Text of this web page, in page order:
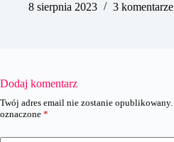
8 sierpnia 2023
3 komentarze
Dodaj komentarz
Twój adres email nie zostanie opublikowany.
oznaczone *